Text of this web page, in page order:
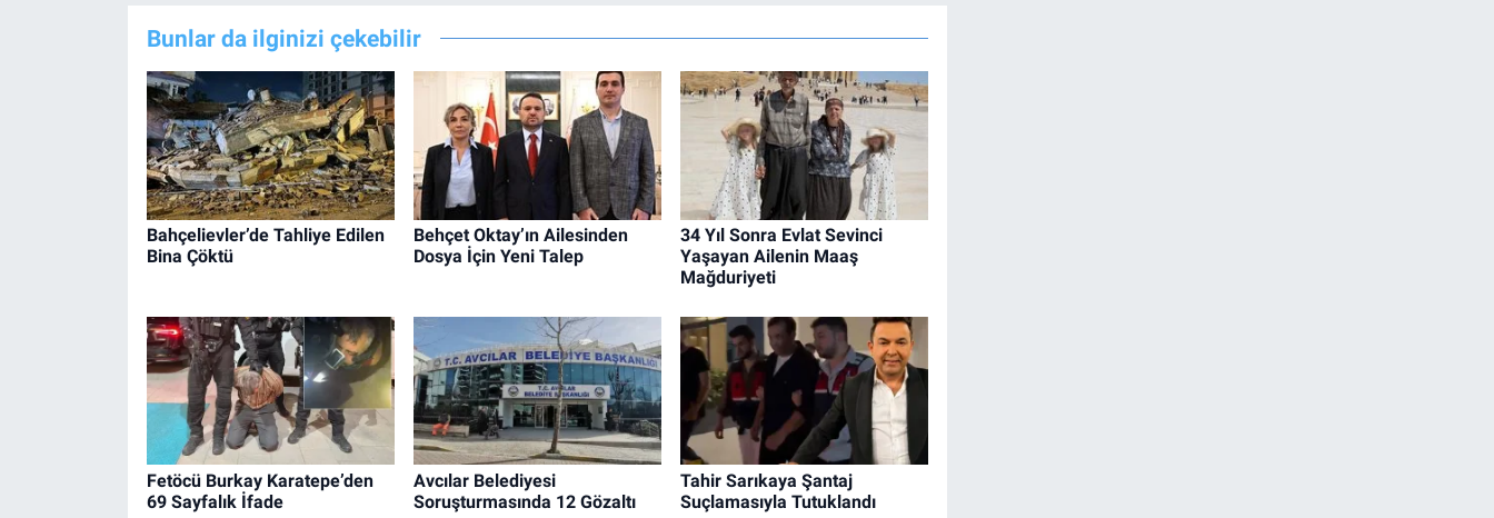
Bunlar da ilginizi çekebilir
Bahçelievler’de Tahliye Edilen
Bina Çöktü
Behçet Oktay’ın Ailesinden
Dosya İçin Yeni Talep
34 Yıl Sonra Evlat Sevinci
Yaşayan Ailenin Maaş
Mağduriyeti
Fetöcü Burkay Karatepe’den
69 Sayfalık İfade
Avcılar Belediyesi
Soruşturmasında 12 Gözaltı
Tahir Sarıkaya Şantaj
Suçlamasıyla Tutuklandı